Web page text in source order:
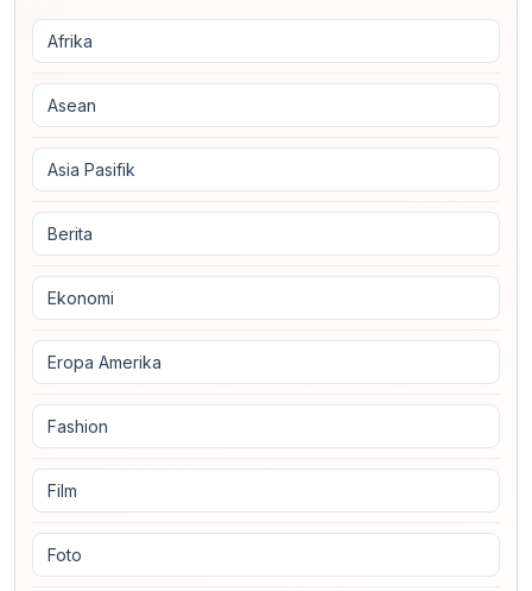
Afrika
Asean
Asia Pasifik
Berita
Ekonomi
Eropa Amerika
Fashion
Film
Foto